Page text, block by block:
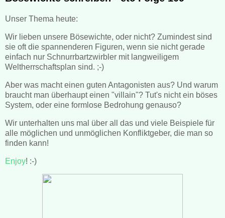
Unser Thema heute:
Wir lieben unsere Bösewichte, oder nicht? Zumindest sind
sie oft die spannenderen Figuren, wenn sie nicht gerade
einfach nur Schnurrbartzwirbler mit langweiligem
Weltherrschaftsplan sind. ;-)
Aber was macht einen guten Antagonisten aus? Und warum
braucht man überhaupt einen "villain"? Tut's nicht ein böses
System, oder eine formlose Bedrohung genauso?
Wir unterhalten uns mal über all das und viele Beispiele für
alle möglichen und unmöglichen Konfliktgeber, die man so
finden kann!
Enjoy! :-)